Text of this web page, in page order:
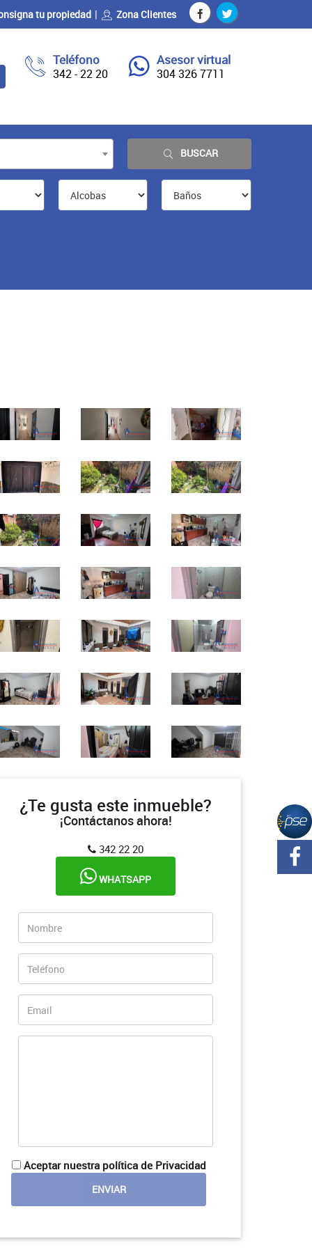
tu propiedad Zona Clientes
Teléfono
342 - 22 20
Asesor virtual
304 326 7711
BUSCAR
¿Te gusta este inmueble?
¡Contáctanos ahora!
342 22 20
WHATSAPP
Aceptar nuestra política de Privacidad